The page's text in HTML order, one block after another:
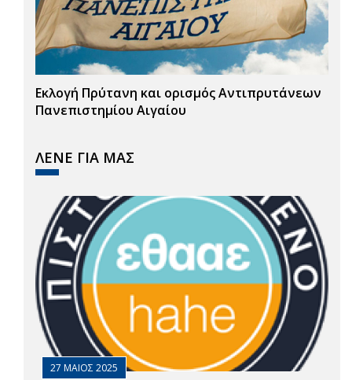
Εκλογή Πρύτανη και ορισμός Αντιπρυτάνεων
Πανεπιστημίου Αιγαίου
ΛΕΝΕ ΓΙΑ ΜΑΣ
27 ΜΑΙΟΣ 2025